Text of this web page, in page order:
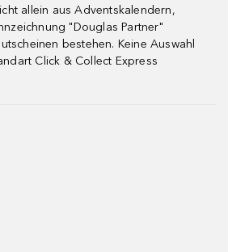
allein aus Adventskalendern,
"Douglas Partner"
bestehen. Keine Auswahl
Click & Collect Express